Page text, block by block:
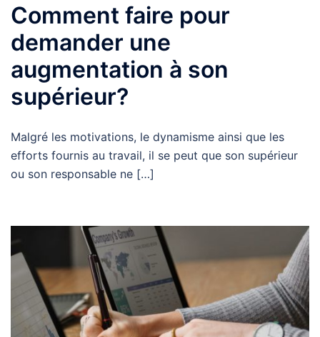
Comment faire pour
demander une
augmentation à son
supérieur?
Malgré les motivations, le dynamisme ainsi que les
efforts fournis au travail, il se peut que son supérieur
ou son responsable ne […]